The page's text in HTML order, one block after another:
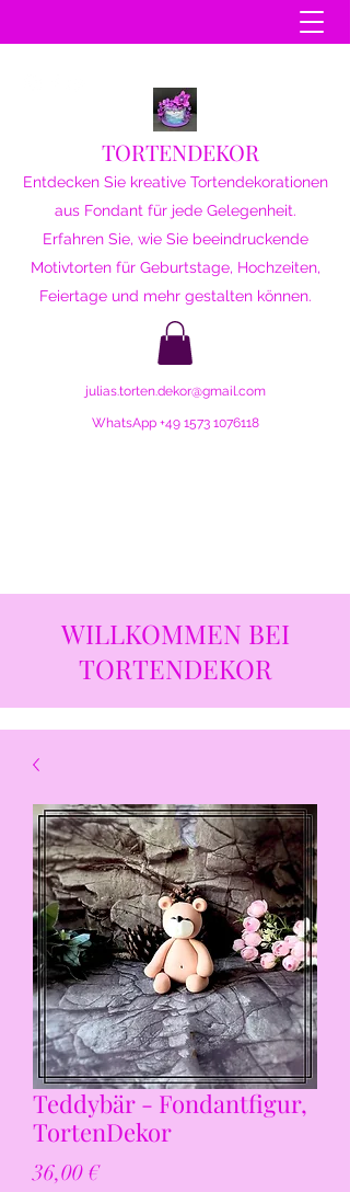
TORTENDEKOR
Entdecken Sie kreative Tortendekorationen
aus Fondant für jede Gelegenheit.
Erfahren Sie, wie Sie beeindruckende
Motivtorten für Geburtstage, Hochzeiten,
Feiertage und mehr gestalten können.
julias.torten.dekor@gmail.com
WhatsApp +49 1573 1076118
WILLKOMMEN BEI
TORTENDEKOR
Teddybär - Fondantfigur,
TortenDekor
36,00 €Preis